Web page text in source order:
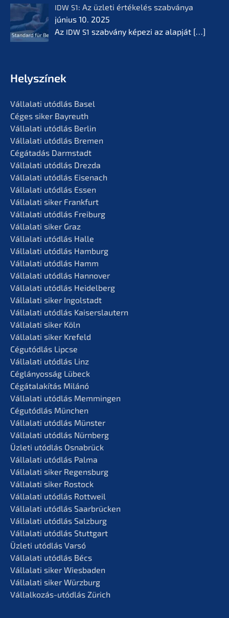
IDW S1: Az üzleti értékelés szabvá­nya
június 10. 2025
Az IDW S1 szabvá­ny képezi az alapját […]
Helyszí­nek
Vállala­ti utódlás Basel
Céges siker Bayreuth
Vállala­ti utódlás Berlin
Vállala­ti utódlás Bremen
Cégáta­dás Darmstadt
Vállala­ti utódlás Drezda
Vállala­ti utódlás Eisenach
Vállala­ti utódlás Essen
Vállala­ti siker Frankfurt
Vállala­ti utódlás Freiburg
Vállala­ti siker Graz
Vállala­ti utódlás Halle
Vállala­ti utódlás Hamburg
Vállala­ti utódlás Hamm
Vállala­ti utódlás Hannover
Vállala­ti utódlás Heidelberg
Vállala­ti siker Ingolstadt
Vállala­ti utódlás Kaiserslautern
Vállala­ti siker Köln
Vállala­ti siker Krefeld
Cégutód­lás Lipcse
Vállala­ti utódlás Linz
Céglá­n­yos­ság Lübeck
Cégátalakí­tás Milánó
Vállala­ti utódlás Memmingen
Cégutód­lás München
Vállala­ti utódlás Münster
Vállala­ti utódlás Nürnberg
Üzleti utódlás Osnabrück
Vállala­ti utódlás Palma
Vállala­ti siker Regensburg
Vállala­ti siker Rostock
Vállala­ti utódlás Rottweil
Vállala­ti utódlás Saarbrücken
Vállala­ti utódlás Salzburg
Vállala­ti utódlás Stuttgart
Üzleti utódlás Varsó
Vállala­ti utódlás Bécs
Vállala­ti siker Wiesbaden
Vállala­ti siker Würzburg
Vállal­ko­zás-utódlás Zürich